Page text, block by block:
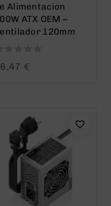
Alimentacion
ATX OEM –
120mm
€